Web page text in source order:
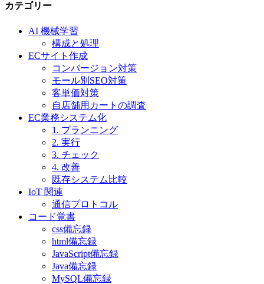
カテゴリー
AI 機械学習
構成と処理
ECサイト作成
コンバージョン対策
モール別SEO対策
客単価対策
自店舗用カートの調査
EC業務システム化
1. プランニング
2. 実行
3. チェック
4. 改善
既存システム比較
IoT 関連
通信プロトコル
コード覚書
css備忘録
html備忘録
JavaScript備忘録
Java備忘録
MySQL備忘録